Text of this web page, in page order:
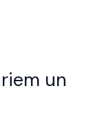
un